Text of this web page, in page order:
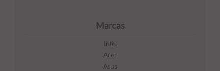
Marcas
Intel
Acer
Asus